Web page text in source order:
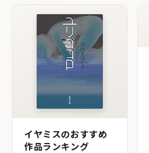
イヤミスのおすすめ
作品ランキング